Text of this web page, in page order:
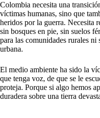
Colombia necesita una
víctimas humanas, sino que
heridos por la guerra. Necesita
sin bosques en pie, sin suelos
para las comunidades rurales
urbana.
El medio ambiente ha sido la
que tenga voz, de que se le
proteja. Porque si algo hemos
duradera sobre una tierra